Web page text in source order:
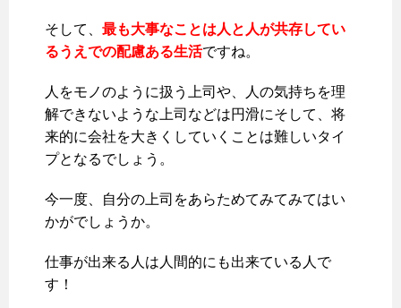
そして、 最も大事なことは人と人が共存してい
るうえでの配慮ある生活ですね。
人をモノのように扱う上司や、人の気持ちを理
解できないような上司などは円滑にそして、将
来的に会社を大きくしていくことは難しいタイ
プとなるでしょう。
今一度、自分の上司をあらためてみてみてはい
かがでしょうか。
仕事が出来る人は人間的にも出来ている人で
す！